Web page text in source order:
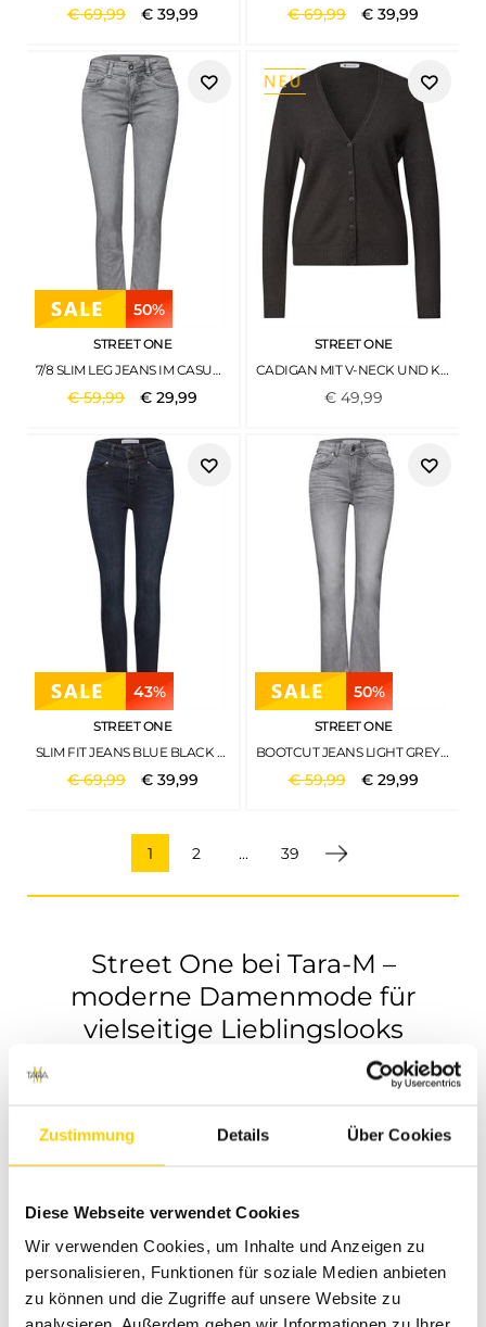
Zustimmung Details Über Cookies
Diese Webseite verwendet Cookies
Wir verwenden Cookies, um Inhalte und Anzeigen zu
personalisieren, Funktionen für soziale Medien anbieten
zu können und die Zugriffe auf unsere Website zu
€69,99 € 39,99 €69,99 €39,99
50%
STREET ONE
7/8 SLIM LEG JEANS IM CASUAL FIT LIGHT GREY RANDOM WASH
€59,99 €29,99
STREET ONE
CADIGAN MIT V-NECK UND KNOPFLEISTE BLACK COFFEE MEL.
€ 49,99
43%
STREET ONE
SLIM FIT JEANS BLUE BLACK WASHED
€69,99 € 39,99
50%
STREET ONE
BOOTCUT JEANS LIGHT GREY WASHED
€59,99 € 29,99
1 2 ... 39
Street One bei Tara-M –
moderne Damenmode für
vielseitige Lieblingslooks
unkompliziert und vielseitig kombinierbar ist. Bei Tara-M
findest du ausgewählte Street One Styles für Frauen, die
im Alltag gut angezogen sein möchten, ohne lange über
wenn du feminine Casual-Mode suchst, die frisch wirkt,
bequem bleibt und sich immer wieder neu stylen lässt.
Ob Jeans, Hose, Bluse, Shirt, Pullover, Jacke, Kleid, Rock